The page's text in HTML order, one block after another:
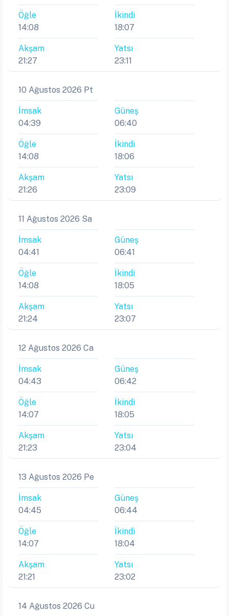
Öğle
14:08
İkindi
18:07
Akşam
21:27
Yatsı
23:11
10 Ağustos 2026 Pt
İmsak
04:39
Güneş
06:40
Öğle
14:08
İkindi
18:06
Akşam
21:26
Yatsı
23:09
11 Ağustos 2026 Sa
İmsak
04:41
Güneş
06:41
Öğle
14:08
İkindi
18:05
Akşam
21:24
Yatsı
23:07
12 Ağustos 2026 Ca
İmsak
04:43
Güneş
06:42
Öğle
14:07
İkindi
18:05
Akşam
21:23
Yatsı
23:04
13 Ağustos 2026 Pe
İmsak
04:45
Güneş
06:44
Öğle
14:07
İkindi
18:04
Akşam
21:21
Yatsı
23:02
14 Ağustos 2026 Cu